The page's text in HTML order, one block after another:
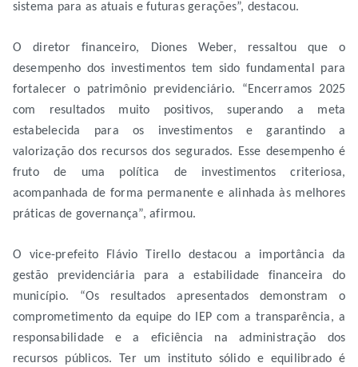
sistema para as atuais e futuras gerações”, destacou.
O diretor financeiro, Diones Weber, ressaltou que o
desempenho dos investimentos tem sido fundamental para
fortalecer o patrimônio previdenciário. “Encerramos 2025
com resultados muito positivos, superando a meta
estabelecida para os investimentos e garantindo a
valorização dos recursos dos segurados. Esse desempenho é
fruto de uma política de investimentos criteriosa,
acompanhada de forma permanente e alinhada às melhores
práticas de governança”, afirmou.
O vice-prefeito Flávio Tirello destacou a importância da
gestão previdenciária para a estabilidade financeira do
município. “Os resultados apresentados demonstram o
comprometimento da equipe do IEP com a transparência, a
responsabilidade e a eficiência na administração dos
recursos públicos. Ter um instituto sólido e equilibrado é